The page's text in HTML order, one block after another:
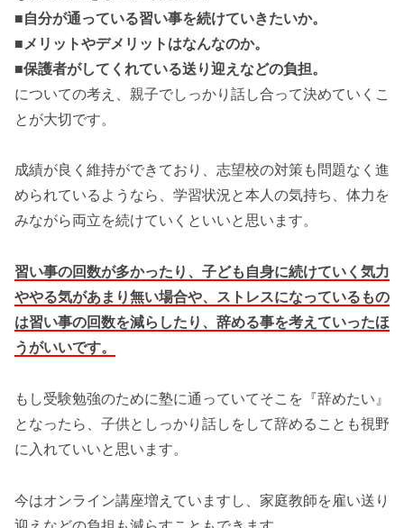
■自分が通っている習い事を続けていきたいか。
■メリットやデメリットはなんなのか。
■保護者がしてくれている送り迎えなどの負担。
についての考え、親子でしっかり話し合って決めていくこ
とが大切です。
成績が良く維持ができており、志望校の対策も問題なく進
められているようなら、学習状況と本人の気持ち、体力を
みながら両立を続けていくといいと思います。
習い事の回数が多かったり、子ども自身に続けていく気力
ややる気があまり無い場合や、ストレスになっているもの
は習い事の回数を減らしたり、辞める事を考えていったほ
うがいいです。
もし受験勉強のために塾に通っていてそこを『辞めたい』
となったら、子供としっかり話しをして辞めることも視野
に入れていいと思います。
今はオンライン講座増えていますし、家庭教師を雇い送り